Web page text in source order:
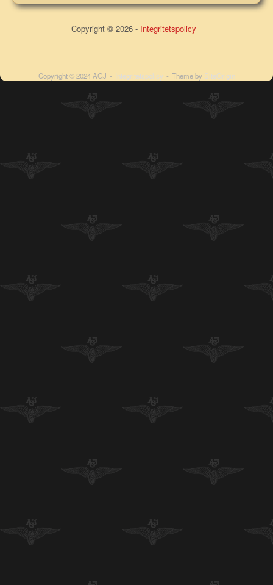
Copyright © 2026 - Integritetspolicy
Copyright © 2024 AGJ Integritetspolicy Theme by SiteOrigin